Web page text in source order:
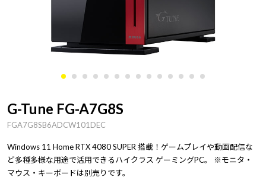
G-Tune FG-A7G8S
FGA7G8SB6ADCW101DEC
Windows 11 Home RTX 4080 SUPER 搭載！ゲームプレイや動画配信な
ど多種多様な用途で活用できるハイクラス ゲーミングPC。 ※モニタ・
マウス・キーボードは別売りです。